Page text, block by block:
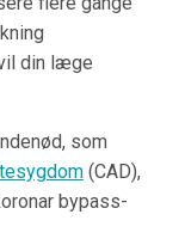
din læge
som
(CAD),
bypass-